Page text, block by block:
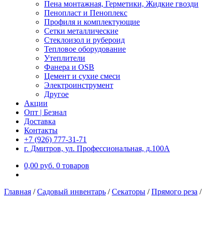
Пена монтажная, Герметики, Жидкие гвозди
Пенопласт и Пеноплекс
Профиля и комплектующие
Сетки металлические
Стеклоизол и рубероид
Тепловое оборудование
Утеплители
Фанера и OSB
Цемент и сухие смеси
Электроинструмент
Другое
Акции
Опт | Безнал
Доставка
Контакты
+7 (926) 777-31-71
г. Дмитров, ул. Профессиональная, д.100А
0,00 руб. 0 товаров
Главная /Садовый инвентарь /Секаторы /Прямого реза /